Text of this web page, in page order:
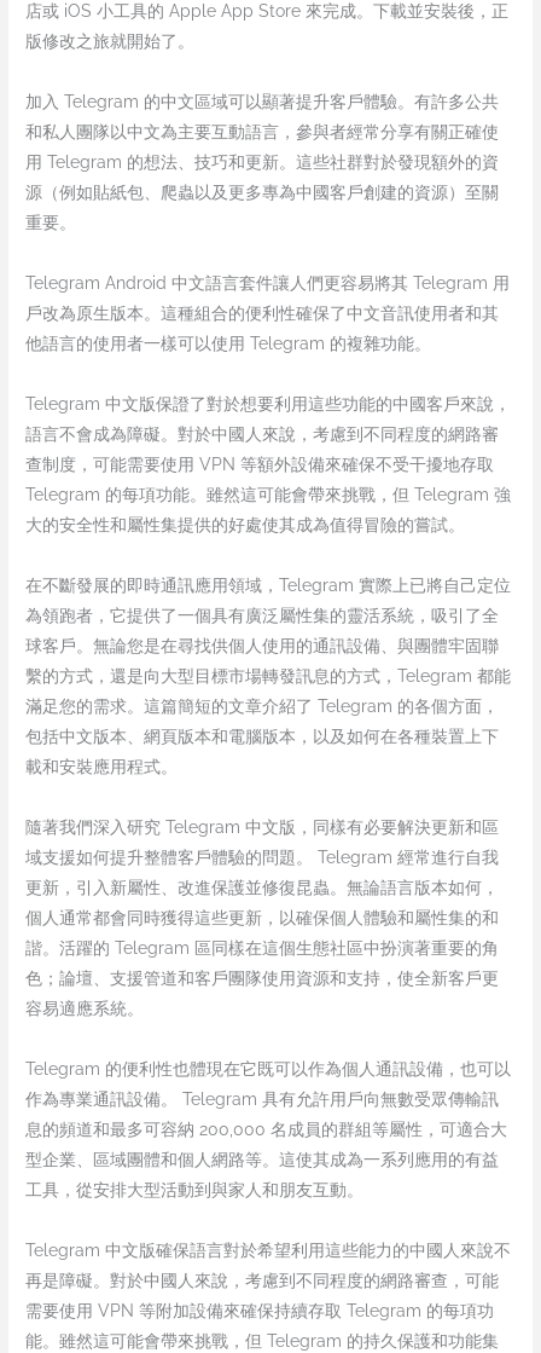
店或 iOS 小工具的 Apple App Store 來完成。下載並安裝後，正
版修改之旅就開始了。
加入 Telegram 的中文區域可以顯著提升客戶體驗。有許多公共
和私人團隊以中文為主要互動語言，參與者經常分享有關正確使
用 Telegram 的想法、技巧和更新。這些社群對於發現額外的資
源（例如貼紙包、爬蟲以及更多專為中國客戶創建的資源）至關
重要。
Telegram Android 中文語言套件讓人們更容易將其 Telegram 用
戶改為原生版本。這種組合的便利性確保了中文音訊使用者和其
他語言的使用者一樣可以使用 Telegram 的複雜功能。
Telegram 中文版保證了對於想要利用這些功能的中國客戶來說，
語言不會成為障礙。對於中國人來說，考慮到不同程度的網路審
查制度，可能需要使用 VPN 等額外設備來確保不受干擾地存取
Telegram 的每項功能。雖然這可能會帶來挑戰，但 Telegram 強
大的安全性和屬性集提供的好處使其成為值得冒險的嘗試。
在不斷發展的即時通訊應用領域，Telegram 實際上已將自己定位
為領跑者，它提供了一個具有廣泛屬性集的靈活系統，吸引了全
球客戶。無論您是在尋找供個人使用的通訊設備、與團體牢固聯
繫的方式，還是向大型目標市場轉發訊息的方式，Telegram 都能
滿足您的需求。這篇簡短的文章介紹了 Telegram 的各個方面，
包括中文版本、網頁版本和電腦版本，以及如何在各種裝置上下
載和安裝應用程式。
隨著我們深入研究 Telegram 中文版，同樣有必要解決更新和區
域支援如何提升整體客戶體驗的問題。 Telegram 經常進行自我
更新，引入新屬性、改進保護並修復昆蟲。無論語言版本如何，
個人通常都會同時獲得這些更新，以確保個人體驗和屬性集的和
諧。活躍的 Telegram 區同樣在這個生態社區中扮演著重要的角
色；論壇、支援管道和客戶團隊使用資源和支持，使全新客戶更
容易適應系統。
Telegram 的便利性也體現在它既可以作為個人通訊設備，也可以
作為專業通訊設備。 Telegram 具有允許用戶向無數受眾傳輸訊
息的頻道和最多可容納 200,000 名成員的群組等屬性，可適合大
型企業、區域團體和個人網路等。這使其成為一系列應用的有益
工具，從安排大型活動到與家人和朋友互動。
Telegram 中文版確保語言對於希望利用這些能力的中國人來說不
再是障礙。對於中國人來說，考慮到不同程度的網路審查，可能
需要使用 VPN 等附加設備來確保持續存取 Telegram 的每項功
能。雖然這可能會帶來挑戰，但 Telegram 的持久保護和功能集